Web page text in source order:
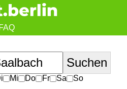
FAQ
Mi Do Fr Sa
So